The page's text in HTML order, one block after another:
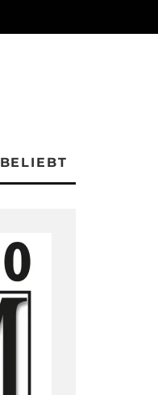
BELIEBT